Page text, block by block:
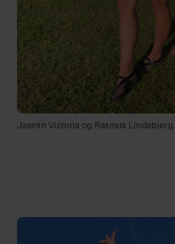
Jasmin Victoria og Rasmus Lindebjerg.